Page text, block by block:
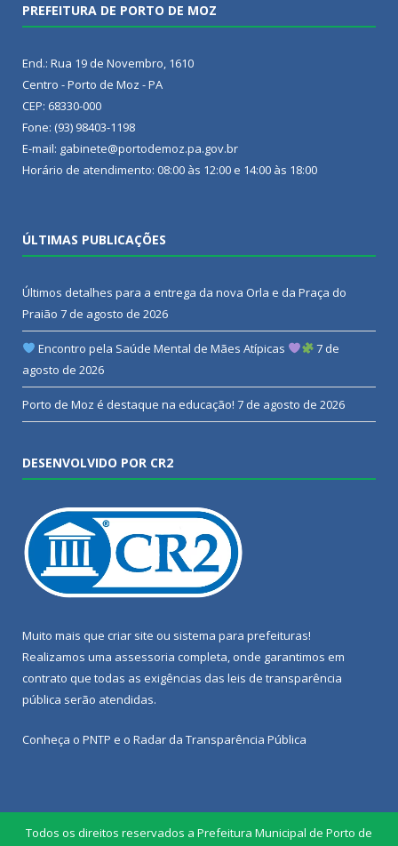
PREFEITURA DE PORTO DE MOZ
End.: Rua 19 de Novembro, 1610
Centro - Porto de Moz - PA
CEP: 68330-000
Fone: (93) 98403-1198
E-mail: gabinete@portodemoz.pa.gov.br
Horário de atendimento: 08:00 às 12:00 e 14:00 às 18:00
ÚLTIMAS PUBLICAÇÕES
Últimos detalhes para a entrega da nova Orla e da Praça do
Praião 7 de agosto de 2026
Encontro pela Saúde Mental de Mães Atípicas
7 de
agosto de 2026
Porto de Moz é destaque na educação! 7 de agosto de 2026
DESENVOLVIDO POR CR2
Muito mais que criar site ou sistema para prefeituras!
Realizamos uma assessoria completa, onde garantimos em
contrato que todas as exigências das leis de transparência
pública serão atendidas.
Conheça o PNTP e o Radar da Transparência Pública
Todos os direitos reservados a Prefeitura Municipal de Porto de